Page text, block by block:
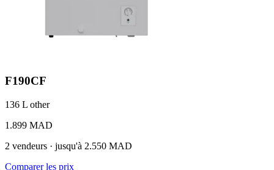
F190CF
136 L other
1.899 MAD
2 vendeurs · jusqu'à 2.550 MAD
Comparer les prix